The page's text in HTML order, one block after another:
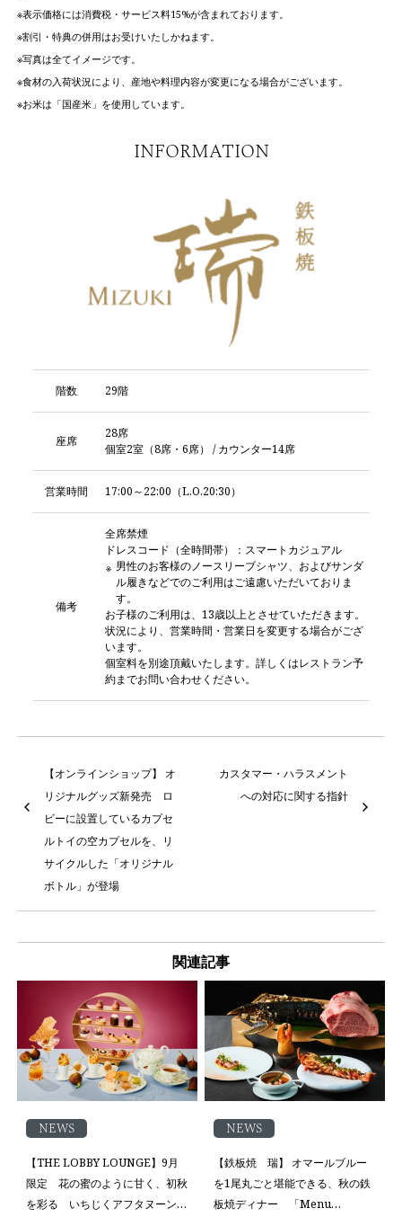
※表示価格には消費税・サービス料15%が含まれております。
※割引・特典の併用はお受けいたしかねます。
※写真は全てイメージです。
※食材の入荷状況により、産地や料理内容が変更になる場合がございます。
※お米は「国産米」を使用しています。
INFORMATION
階数 29階
座席
28席
個室2室（8席・6席） / カウンター14席
営業時間 17:00～22:00（L.O.20:30）
備考
全席禁煙
ドレスコード（全時間帯）：スマートカジュアル
男性のお客様のノースリーブシャツ、およびサンダ
ル履きなどでのご利用はご遠慮いただいておりま
す。
お子様のご利用は、13歳以上とさせていただきます。
状況により、営業時間・営業日を変更する場合がござ
います。
個室料を別途頂戴いたします。詳しくはレストラン予
約までお問い合わせください。
【オンラインショップ】 オ
リジナルグッズ新発売 ロ
ビーに設置しているカプセ
ルトイの空カプセルを、リ
サイクルした「オリジナル
ボトル」が登場
カスタマー・ハラスメント
への対応に関する指針
関連記事
【THE LOBBY LOUNGE】9月
限定 花の蜜のように甘く、初秋
を彩る いちじくアフタヌーンテ
NEWS
【鉄板焼 瑞】 オマールブルー
を1尾丸ごと堪能できる、秋の鉄
板焼ディナー 「Menu
NEWS